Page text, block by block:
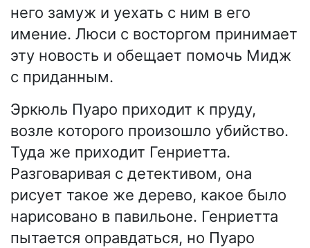
него замуж и уехать с ним в его
имение. Люси с восторгом принимает
эту новость и обещает помочь Мидж
с приданным.
Эркюль Пуаро приходит к пруду,
возле которого произошло убийство.
Туда же приходит Генриетта.
Разговаривая с детективом, она
рисует такое же дерево, какое было
нарисовано в павильоне. Генриетта
пытается оправдаться, но Пуаро